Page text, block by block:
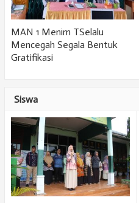
MAN 1 Menim TSelalu
Mencegah Segala Bentuk
Gratifikasi
Siswa